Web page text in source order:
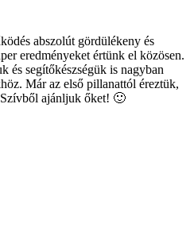
abszolút gördülékeny és
eredményeket értünk el közösen.
és segítőkészségük is nagyban
Már az első pillanattól éreztük,
ajánljuk őket! 🙂